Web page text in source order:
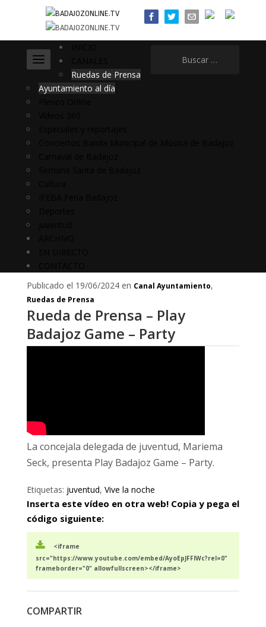
Ruedas de Prensa
Ayuntamiento al día
Publicado el 19/06/2024 en Canal Ayuntamiento,
Ruedas de Prensa
Rueda de Prensa – Play
Badajoz Game – Party
La concejala delegada de juventud, Mariema
Seck, presenta Play Badajoz Game – Party.
Etiquetas: juventud, Vive la noche
Inserta este vídeo en otra web! Copia y pega el
código siguiente:
<iframe
src="https://www.youtube.com/embed/AyoEpJFFIWc?rel=0"
frameborder="0" allowfullscreen></iframe>
COMPARTIR